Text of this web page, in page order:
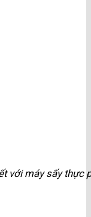
với máy sấy thực